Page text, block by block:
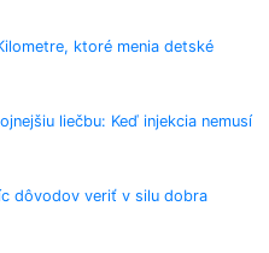
ktoré menia detské
liečbu: Keď injekcia nemusí
dôvodov veriť v silu dobra